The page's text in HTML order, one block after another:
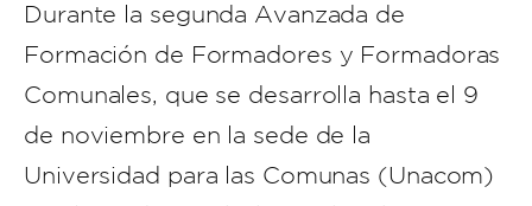
Durante la segunda Avanzada de
Formación de Formadores y Formadoras
Comunales, que se desarrolla hasta el 9
de noviembre en la sede de la
Universidad para las Comunas (Unacom)